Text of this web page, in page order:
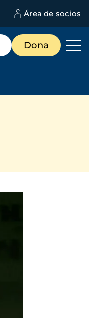
Área de socios
Dona